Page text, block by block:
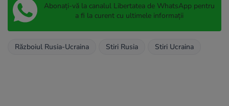
Abonați-vă la canalul Libertatea de WhatsApp pentru
a fi la curent cu ultimele informații
Războiul Rusia-Ucraina Stiri Rusia Stiri Ucraina